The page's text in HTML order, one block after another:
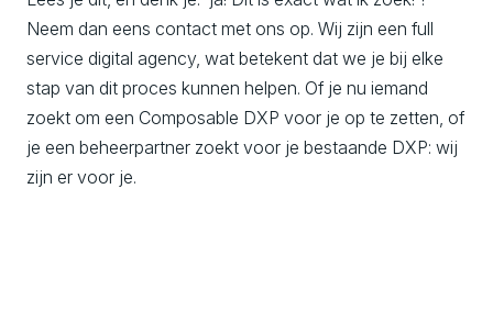
Neem dan eens contact met ons op. Wij zijn een full
service digital agency, wat betekent dat we je bij elke
stap van dit proces kunnen helpen. Of je nu iemand
zoekt om een Composable DXP voor je op te zetten, of
je een beheerpartner zoekt voor je bestaande DXP: wij
zijn er voor je.